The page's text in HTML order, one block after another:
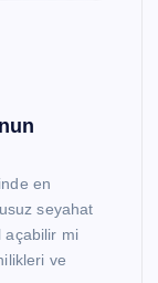
en
seyahat
açabilir mi
ve